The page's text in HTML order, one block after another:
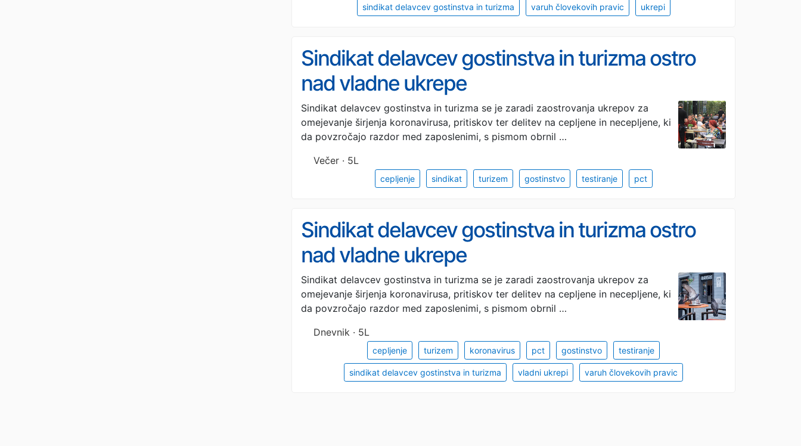
sindikat delavcev gostinstva in turizma varuh človekovih pravic ukrepi
Sindikat delavcev gostinstva in turizma ostro
nad vladne ukrepe
Sindikat delavcev gostinstva in turizma se je zaradi zaostrovanja ukrepov za
omejevanje širjenja koronavirusa, pritiskov ter delitev na cepljene in necepljene, ki
da povzročajo razdor med zaposlenimi, s pismom obrnil …
Večer · 5L
cepljenje sindikat turizem gostinstvo testiranje pct
Sindikat delavcev gostinstva in turizma ostro
nad vladne ukrepe
Sindikat delavcev gostinstva in turizma se je zaradi zaostrovanja ukrepov za
omejevanje širjenja koronavirusa, pritiskov ter delitev na cepljene in necepljene, ki
da povzročajo razdor med zaposlenimi, s pismom obrnil …
Dnevnik · 5L
cepljenje turizem koronavirus pct gostinstvo testiranje
sindikat delavcev gostinstva in turizma vladni ukrepi varuh človekovih pravic